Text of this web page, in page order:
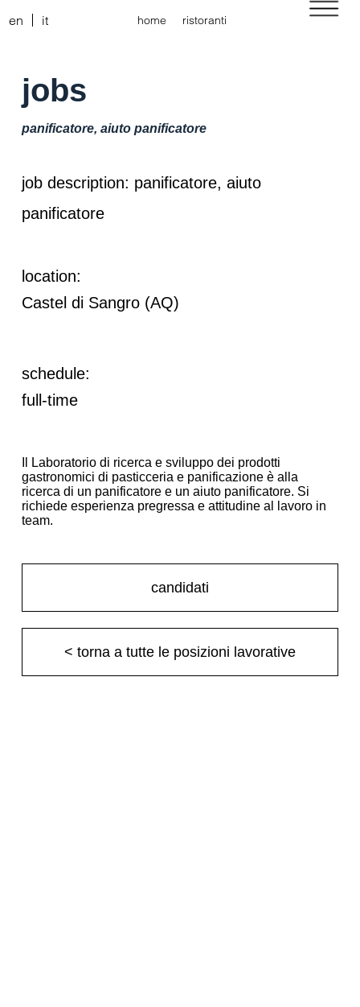
en it home ristoranti
jobs
panificatore, aiuto panificatore
job description: panificatore, aiuto
panificatore
location:
Castel di Sangro (AQ)
schedule:
full-time
Il Laboratorio di ricerca e sviluppo dei prodotti
gastronomici di pasticceria e panificazione è alla
ricerca di un panificatore e un aiuto panificatore. Si
richiede esperienza pregressa e attitudine al lavoro in
team.
candidati
< torna a tutte le posizioni lavorative